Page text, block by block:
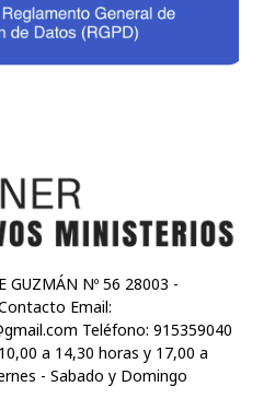
GUZMÁN Nº 56 28003 -
Email:
Teléfono: 915359040
a 14,30 horas y 17,00 a
- Sabado y Domingo